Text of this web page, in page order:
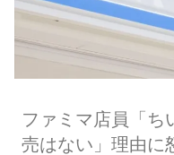
ファミマ店員「ち
売はない」理由に